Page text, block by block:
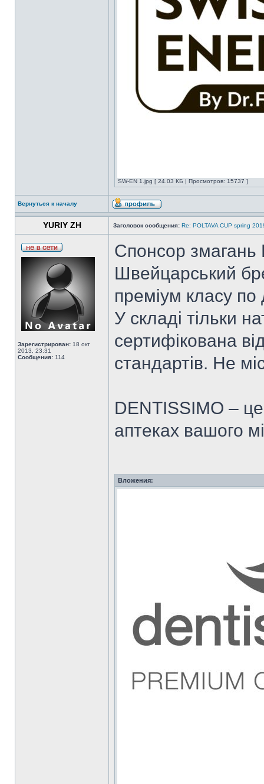
SW-EN 1.jpg [ 24.03 КБ | Просмотров: 15737 ]
Вернуться к началу
YURIY ZH Заголовок сообщения: Re: POLTAVA CUP spring
Зарегистрирован: 18 окт
2013, 23:31
Сообщения: 114
Спонсор змагань
Швейцарський
преміум класу
У складі тільки
сертифікована
стандартів. Не
DENTISSIMO –
аптеках вашого
Вложения: